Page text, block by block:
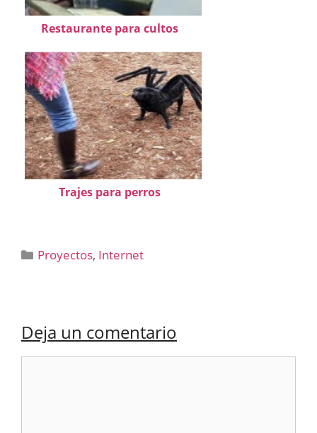
Restaurante para cultos
Trajes para perros
Categorías
Proyectos, Internet
Deja un comentario